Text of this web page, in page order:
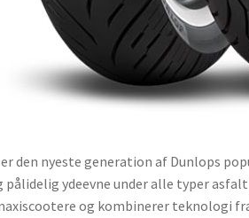
den nyeste generation af Dunlops
ydeevne under alle typer
og kombinerer teknologi